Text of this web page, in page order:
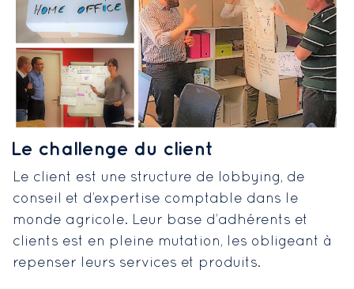
Le challenge du client
Le client est une structure de lobbying, de
conseil et d’expertise comptable dans le
monde agricole. Leur base d’adhérents et
clients est en pleine mutation, les obligeant à
repenser leurs services et produits.